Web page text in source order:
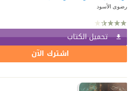
رضوى الأسود
تحميل الكتاب
اشترك الآن